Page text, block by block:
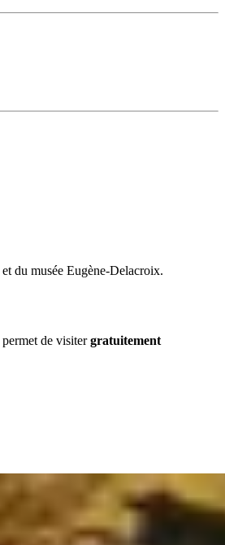
du musée Eugène-Delacroix.
de visitergratuitement